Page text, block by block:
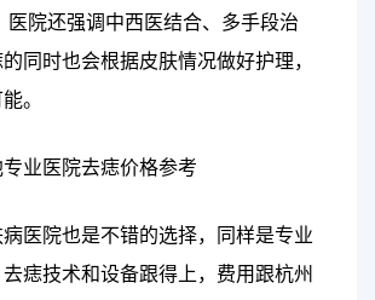
医院还强调中西医结合、多手段治
同时也会根据皮肤情况做好护理，
。
业医院去痣价格参考
医院也是不错的选择，同样是专业
痣技术和设备跟得上，费用跟杭州